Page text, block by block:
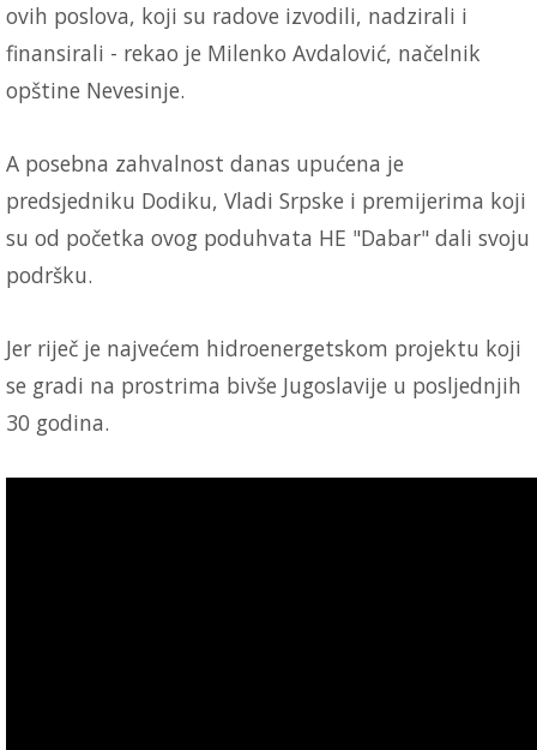
ovih poslova, koji su radove izvodili, nadzirali i
finansirali - rekao je Milenko Avdalović, načelnik
opštine Nevesinje.
A posebna zahvalnost danas upućena je
predsjedniku Dodiku, Vladi Srpske i premijerima koji
su od početka ovog poduhvata HE "Dabar" dali svoju
podršku.
Jer riječ je najvećem hidroenergetskom projektu koji
se gradi na prostrima bivše Jugoslavije u posljednjih
30 godina.